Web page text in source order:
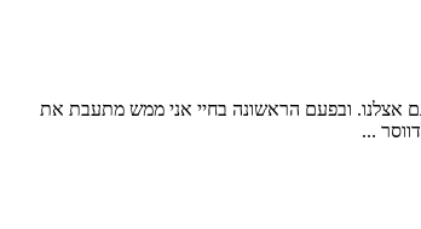
אצלנו. ובפעם הראשונה בחיי אני ממש מתעבת את
...